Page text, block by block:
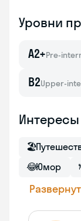
Уровни
A2+Pre-
B2Upper-
Интересы
🏖
😂Юмор